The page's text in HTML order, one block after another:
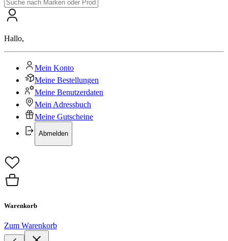
Hallo,
Mein Konto
Meine Bestellungen
Meine Benutzerdaten
Mein Adressbuch
Meine Gutscheine
Abmelden
Warenkorb
Zum Warenkorb